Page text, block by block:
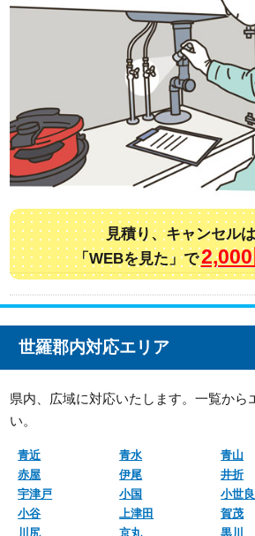
見積り、キャンセルは
「WEBを見た」で
世羅郡内対応エリア
県内、広域に対応いたします。一覧から
い。
青近 青水
青山
赤屋
伊尾
井折
宇津戸
小国
小世良
小谷
上津田
賀茂
川尻
京丸
黒川